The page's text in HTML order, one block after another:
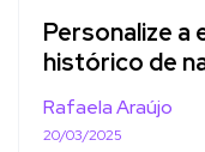
Personalize a
histórico de
Rafaela Araújo
20/03/2025